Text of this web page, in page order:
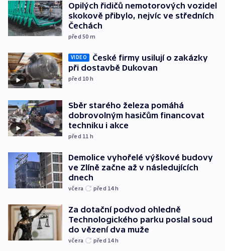
Opilých řidičů nemotorových vozidel
skokově přibylo, nejvíc ve středních
Čechách
před 50 m
VIDEO
České firmy usilují o zakázky
při dostavbě Dukovan
před 10 h
Sběr starého železa pomáhá
dobrovolným hasičům financovat
techniku i akce
před 11 h
Demolice vyhořelé výškové budovy
ve Zlíně začne až v následujících
dnech
včera před 14h
Za dotační podvod ohledně
Technologického parku poslal soud
do vězení dva muže
včera před 14h